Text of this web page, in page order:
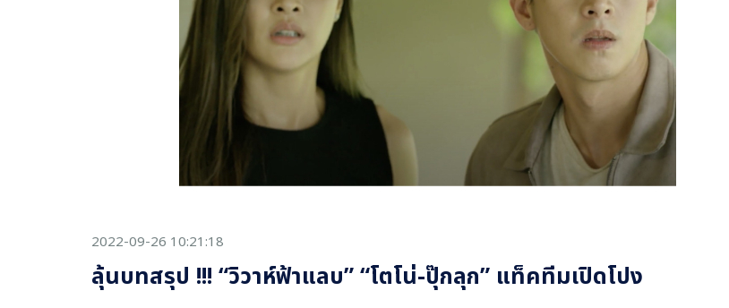
2022-09-26 10:21:18
ลุ้นบทสรุป !!! “วิวาห์ฟ้าแลบ” “โตโน่-ปุ๊กลุก” แท็คทีมเปิดโปง